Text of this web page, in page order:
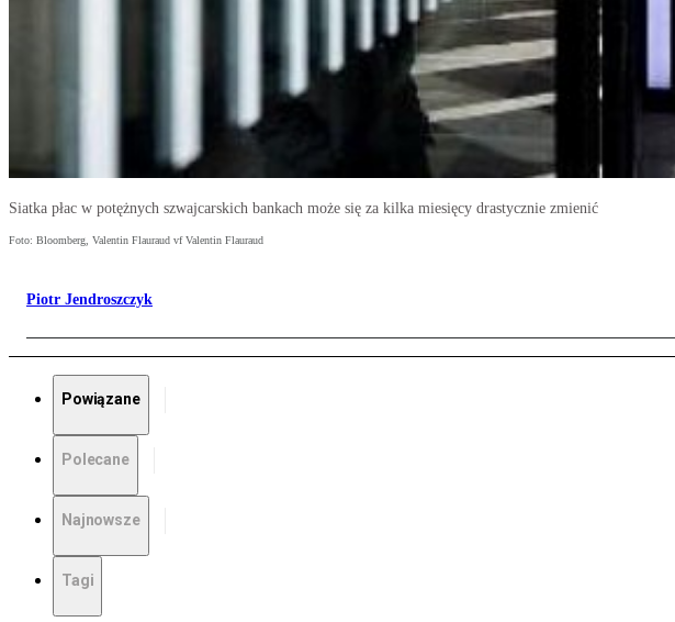
Siatka płac w potężnych szwajcarskich bankach może się za kilka miesięcy drastycznie zmienić
Foto: Bloomberg, Valentin Flauraud vf Valentin Flauraud
Piotr Jendroszczyk
Powiązane
Polecane
Najnowsze
Tagi